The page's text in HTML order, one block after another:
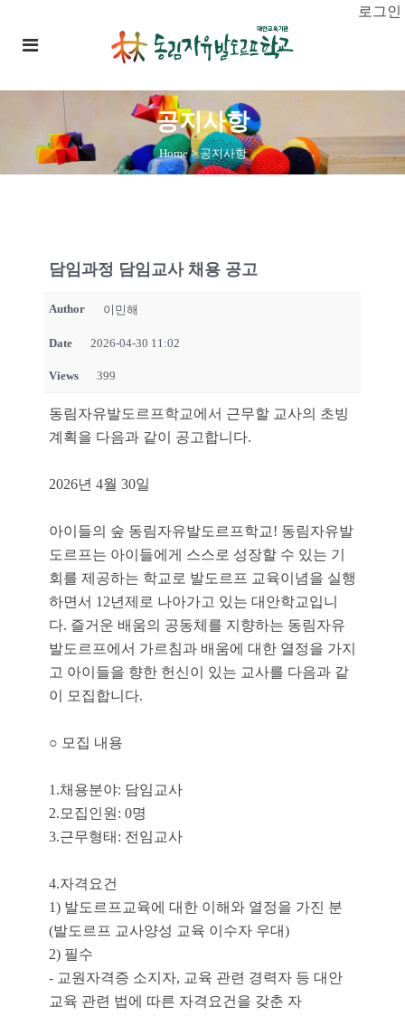
로그인
공지사항
Home>공지사항
담임과정 담임교사 채용 공고
Author 이민해
Date 2026-04-30 11:02
Views 399
동림자유발도르프학교에서 근무할 교사의 초빙
계획을 다음과 같이 공고합니다.
2026년 4월 30일
아이들의 숲 동림자유발도르프학교! 동림자유발
도르프는 아이들에게 스스로 성장할 수 있는 기
회를 제공하는 학교로 발도르프 교육이념을 실행
하면서 12년제로 나아가고 있는 대안학교입니
다. 즐거운 배움의 공동체를 지향하는 동림자유
발도르프에서 가르침과 배움에 대한 열정을 가지
고 아이들을 향한 헌신이 있는 교사를 다음과 같
이 모집합니다.
○ 모집 내용
1.채용분야: 담임교사
2.모집인원: 0명
3.근무형태: 전임교사
4.자격요건
1) 발도르프교육에 대한 이해와 열정을 가진 분
(발도르프 교사양성 교육 이수자 우대)
2) 필수
- 교원자격증 소지자, 교육 관련 경력자 등 대안
교육 관련 법에 따른 자격요건을 갖춘 자